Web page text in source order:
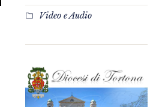
Video e Audio